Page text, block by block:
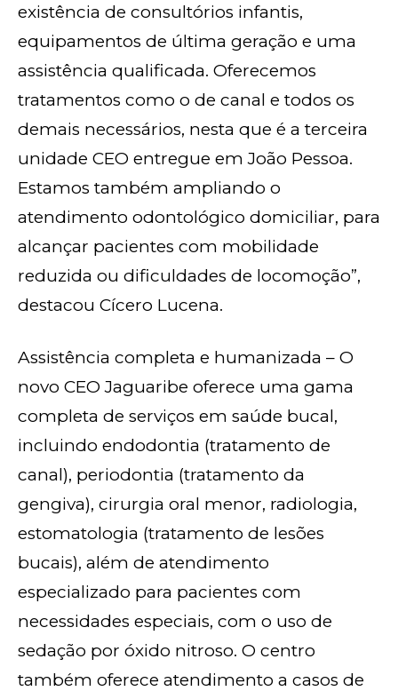
existência de consultórios infantis,
equipamentos de última geração e uma
assistência qualificada. Oferecemos
tratamentos como o de canal e todos os
demais necessários, nesta que é a terceira
unidade CEO entregue em João Pessoa.
Estamos também ampliando o
atendimento odontológico domiciliar, para
alcançar pacientes com mobilidade
reduzida ou dificuldades de locomoção”,
destacou Cícero Lucena.
Assistência completa e humanizada – O
novo CEO Jaguaribe oferece uma gama
completa de serviços em saúde bucal,
incluindo endodontia (tratamento de
canal), periodontia (tratamento da
gengiva), cirurgia oral menor, radiologia,
estomatologia (tratamento de lesões
bucais), além de atendimento
especializado para pacientes com
necessidades especiais, com o uso de
sedação por óxido nitroso. O centro
também oferece atendimento a casos de